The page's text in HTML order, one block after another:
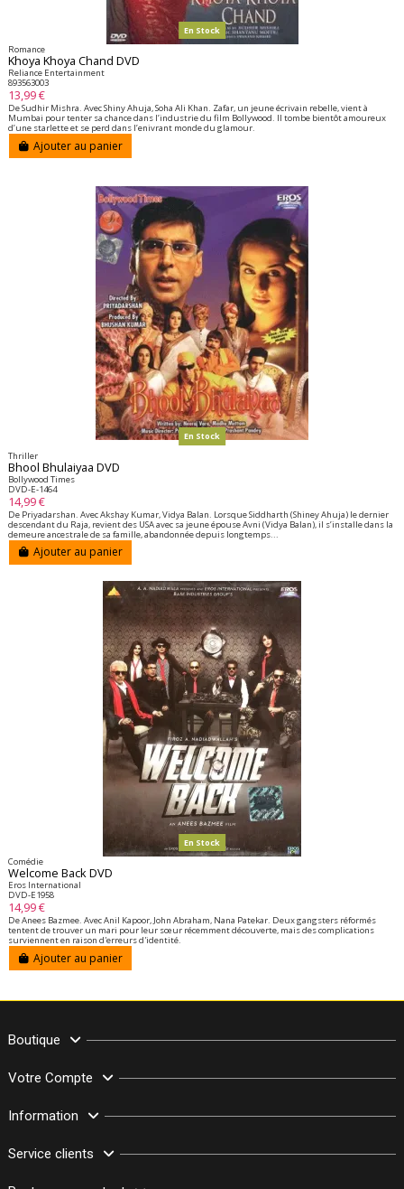
En Stock
Romance
Khoya Khoya Chand DVD
Reliance Entertainment
893563003
13,99 €
De Sudhir Mishra. Avec Shiny Ahuja, Soha Ali Khan. Zafar, un jeune écrivain rebelle, vient à
Mumbai pour tenter sa chance dans l’industrie du film Bollywood. Il tombe bientôt amoureux
d’une starlette et se perd dans l’enivrant monde du glamour.
Ajouter au panier
En Stock
Thriller
Bhool Bhulaiyaa DVD
Bollywood Times
DVD-E-1464
14,99 €
De Priyadarshan. Avec Akshay Kumar, Vidya Balan. Lorsque Siddharth (Shiney Ahuja) le dernier
descendant du Raja, revient des USA avec sa jeune épouse Avni (Vidya Balan), il s’installe dans la
demeure ancestrale de sa famille, abandonnée depuis longtemps...
Ajouter au panier
En Stock
Comédie
Welcome Back DVD
Eros International
DVD-E1958
14,99 €
De Anees Bazmee. Avec Anil Kapoor, John Abraham, Nana Patekar. Deux gangsters réformés
tentent de trouver un mari pour leur sœur récemment découverte, mais des complications
surviennent en raison d'erreurs d'identité.
Ajouter au panier
Boutique
Votre Compte
Information
Service clients